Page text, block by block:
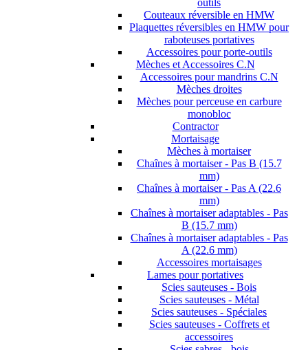
Couteaux réversible en HMW
Plaquettes réversibles en HMW pour
raboteuses portatives
Accessoires pour porte-outils
Mèches et Accessoires C.N
Accessoires pour mandrins C.N
Mèches droites
Mèches pour perceuse en carbure
monobloc
Contractor
Mortaisage
Mèches à mortaiser
Chaînes à mortaiser - Pas B (15.7
mm)
Chaînes à mortaiser - Pas A (22.6
mm)
Chaînes à mortaiser adaptables - Pas
B (15.7 mm)
Chaînes à mortaiser adaptables - Pas
A (22.6 mm)
Accessoires mortaisages
Lames pour portatives
Scies sauteuses - Bois
Scies sauteuses - Métal
Scies sauteuses - Spéciales
Scies sauteuses - Coffrets et
accessoires